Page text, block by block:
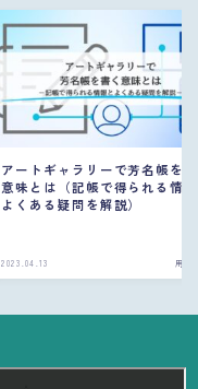
アートギャラリーで芳名帳を
意味とは（記帳で得られる情
よくある疑問を解説）